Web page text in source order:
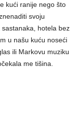
kući ranije nego što
svoju
hotela bez
u našu kuću noseći
ili Markovu muziku
me tišina.